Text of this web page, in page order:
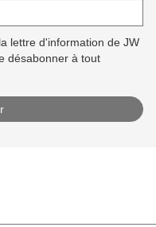
lettre d'information de JW
désabonner à tout